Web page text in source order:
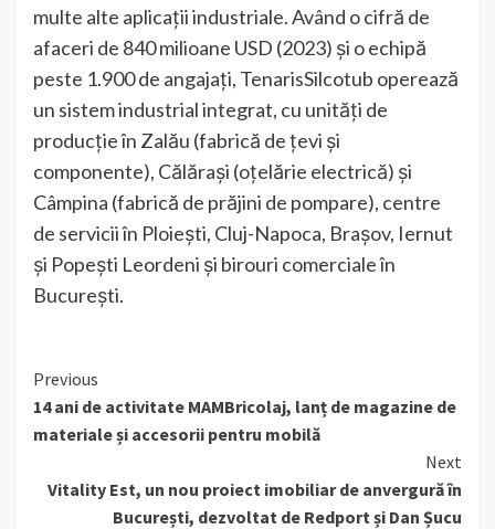
multe alte aplicații industriale. Având o cifră de
afaceri de 840 milioane USD (2023) și o echipă
peste 1.900 de angajați, TenarisSilcotub operează
un sistem industrial integrat, cu unități de
producție în Zalău (fabrică de țevi și
componente), Călărași (oțelărie electrică) și
Câmpina (fabrică de prăjini de pompare), centre
de servicii în Ploiești, Cluj-Napoca, Brașov, Iernut
și Popești Leordeni și birouri comerciale în
București.
Continue
Reading
Previous
14 ani de activitate MAMBricolaj, lanț de magazine de
materiale și accesorii pentru mobilă
Next
Vitality Est, un nou proiect imobiliar de anvergură în
București, dezvoltat de Redport și Dan Șucu